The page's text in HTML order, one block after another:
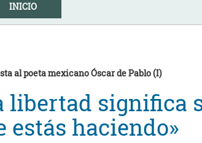
INICIO
al poeta mexicano Óscar de Pablo (I)
libertad significa
estás haciendo»